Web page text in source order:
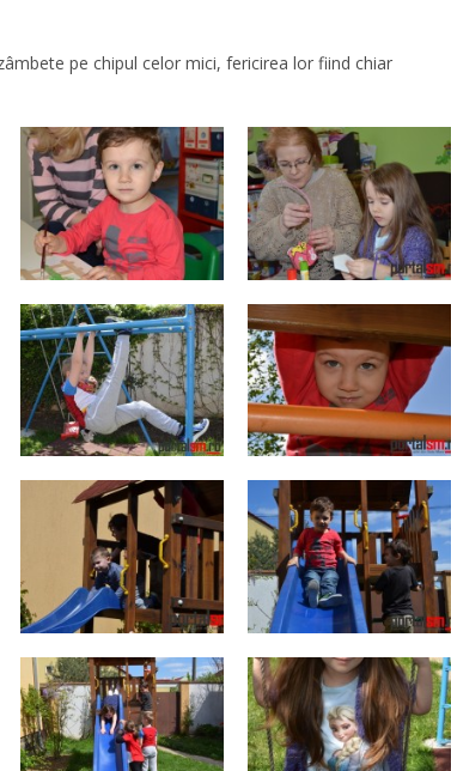
pe chipul celor mici, fericirea lor fiind chiar